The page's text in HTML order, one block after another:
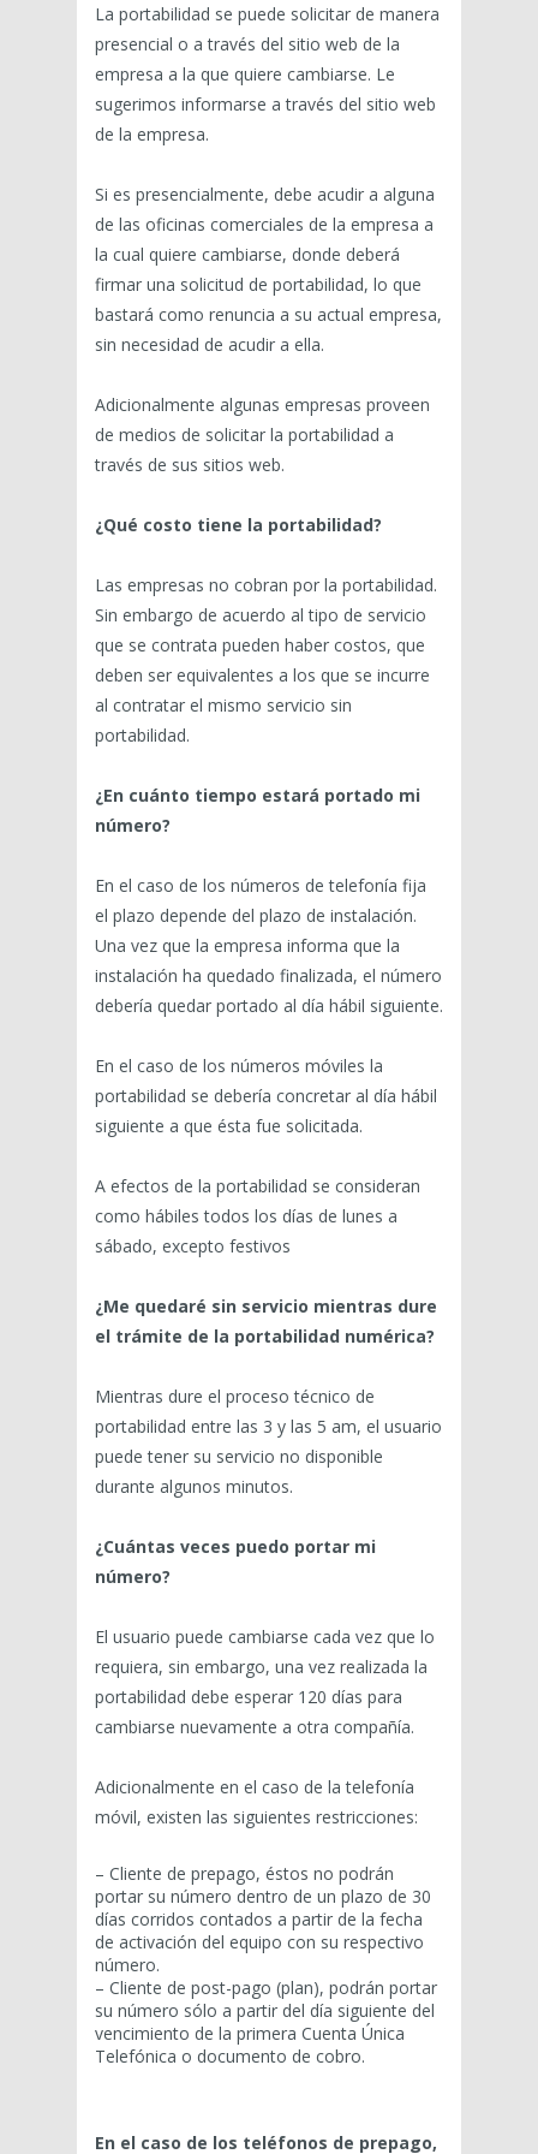
La portabilidad se puede solicitar de manera
presencial o a través del sitio web de la
empresa a la que quiere cambiarse. Le
sugerimos informarse a través del sitio web
de la empresa.
Si es presencialmente, debe acudir a alguna
de las oficinas comerciales de la empresa a
la cual quiere cambiarse, donde deberá
firmar una solicitud de portabilidad, lo que
bastará como renuncia a su actual empresa,
sin necesidad de acudir a ella.
Adicionalmente algunas empresas proveen
de medios de solicitar la portabilidad a
través de sus sitios web.
¿Qué costo tiene la portabilidad?
Las empresas no cobran por la portabilidad.
Sin embargo de acuerdo al tipo de servicio
que se contrata pueden haber costos, que
deben ser equivalentes a los que se incurre
al contratar el mismo servicio sin
portabilidad.
¿En cuánto tiempo estará portado mi
número?
En el caso de los números de telefonía fija
el plazo depende del plazo de instalación.
Una vez que la empresa informa que la
instalación ha quedado finalizada, el número
debería quedar portado al día hábil siguiente.
En el caso de los números móviles la
portabilidad se debería concretar al día hábil
siguiente a que ésta fue solicitada.
A efectos de la portabilidad se consideran
como hábiles todos los días de lunes a
sábado, excepto festivos
¿Me quedaré sin servicio mientras dure
el trámite de la portabilidad numérica?
Mientras dure el proceso técnico de
portabilidad entre las 3 y las 5 am, el usuario
puede tener su servicio no disponible
durante algunos minutos.
¿Cuántas veces puedo portar mi
número?
El usuario puede cambiarse cada vez que lo
requiera, sin embargo, una vez realizada la
portabilidad debe esperar 120 días para
cambiarse nuevamente a otra compañía.
Adicionalmente en el caso de la telefonía
móvil, existen las siguientes restricciones:
– Cliente de prepago, éstos no podrán
portar su número dentro de un plazo de 30
días corridos contados a partir de la fecha
de activación del equipo con su respectivo
número.
– Cliente de post-pago (plan), podrán portar
su número sólo a partir del día siguiente del
vencimiento de la primera Cuenta Única
Telefónica o documento de cobro.
En el caso de los teléfonos de prepago,